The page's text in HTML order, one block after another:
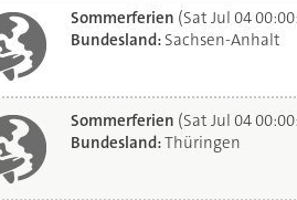
Sommerferien (Sat Jul 04
Bundesland: Sachsen-Anhalt
Sommerferien (Sat Jul 04
Bundesland:Thüringen